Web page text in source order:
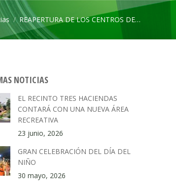
REAPERTURA DE LOS CENTROS DE…
NOTICIAS
EL RECINTO TRES HACIENDAS
CONTARÁ CON UNA NUEVA ÁREA
RECREATIVA
23 junio, 2026
GRAN CELEBRACIÓN DEL DÍA DEL
NIÑO
30 mayo, 2026